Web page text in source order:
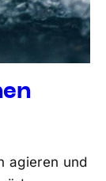
agieren und